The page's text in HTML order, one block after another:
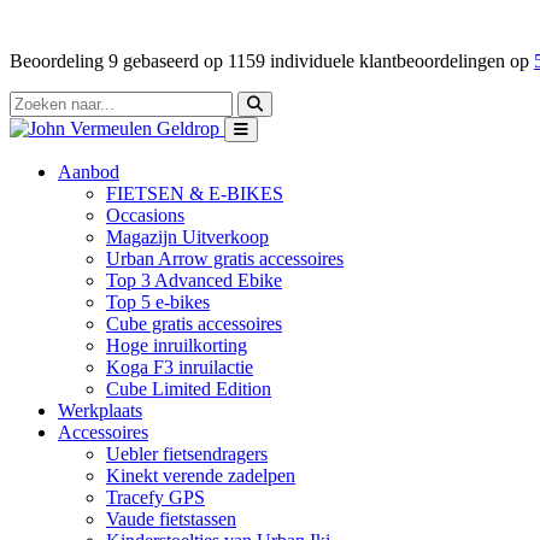
Beoordeling 9 gebaseerd op 1159 individuele klantbeoordelingen op
Aanbod
FIETSEN & E-BIKES
Occasions
Magazijn Uitverkoop
Urban Arrow gratis accessoires
Top 3 Advanced Ebike
Top 5 e-bikes
Cube gratis accessoires
Hoge inruilkorting
Koga F3 inruilactie
Cube Limited Edition
Werkplaats
Accessoires
Uebler fietsendragers
Kinekt verende zadelpen
Tracefy GPS
Vaude fietstassen